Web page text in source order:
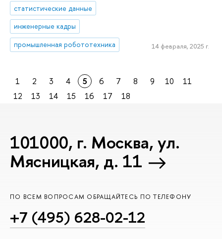
статистические данные
инженерные кадры
промышленная робототехника
14 февраля, 2025 г.
1 2 3 4 5 6 7 8 9 10
11
12
13 14 15 16 17 18
101000, г. Москва, ул.
Мясницкая, д. 11
ПО ВСЕМ ВОПРОСАМ ОБРАЩАЙТЕСЬ ПО ТЕЛЕФОНУ
+7 (495) 628-02-12